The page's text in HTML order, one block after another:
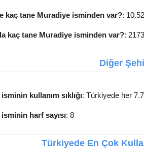
kaç tane Muradiye isminden var?:
kaç tane Muradiye isminden var?: 2173
Diğer
kullanım sıklığı: Türkiyede her
harf sayısı: 8
Türkiyede En Çok